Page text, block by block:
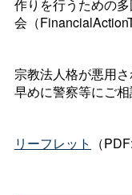
作りを行うための
会（
宗教法人格が悪用さ
早めに警察等にご相
リーフレット （